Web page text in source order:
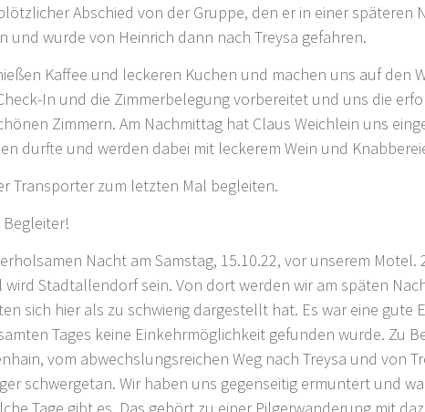
Abschied von der Gruppe, den er in einer späteren
und wurde von Heinrich dann nach Treysa gefahren.
Kaffee und leckeren Kuchen und machen uns auf den
In und die Zimmerbelegung vorbereitet und uns die
Zimmern. Am Nachmittag hat Claus Weichlein uns
durfte und werden dabei mit leckerem Wein und
Transporter zum letzten Mal begleiten.
Nacht am Samstag, 15.10.22, vor unserem
Stadtallendorf sein. Von dort werden wir am späten
sich hier als zu schwierig dargestellt hat. Es war eine gute
Tages keine Einkehrmöglichkeit gefunden wurde. Zu
vom abwechslungsreichen Weg nach Treysa und von
schwergetan. Wir haben uns gegenseitig ermuntert und
Tage gibt es. Das gehört zu einer Pilgerwanderung mit